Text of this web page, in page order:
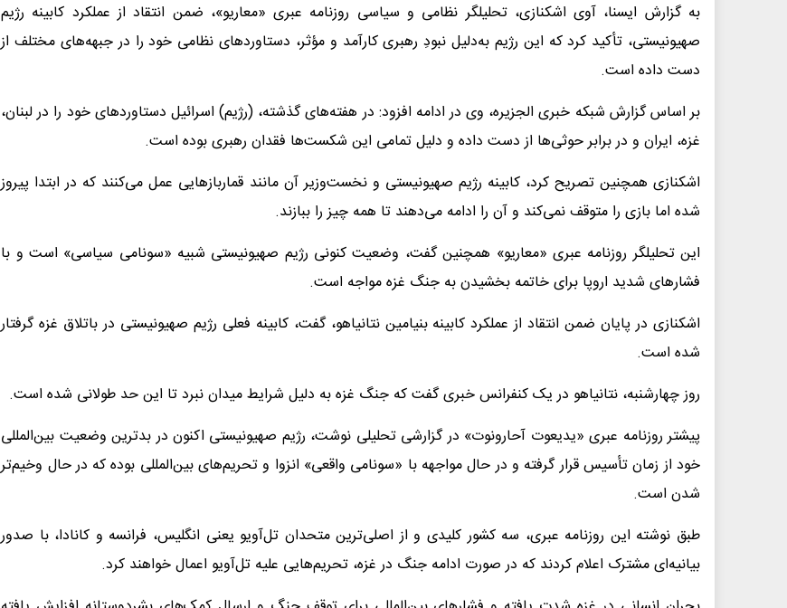
به گزارش ایسنا، آوی اشکنازی، تحلیلگر نظامی و سیاسی روزنامه عبری «معاریو»، ضمن انتقاد از عملکرد کابینه رژیم
صهیونیستی، تأکید کرد که این رژیم به‌دلیل نبودِ رهبری کارآمد و مؤثر، دستاوردهای نظامی خود را در جبهه‌های مختلف از
دست داده است.
بر اساس گزارش شبکه خبری الجزیره، وی در ادامه افزود: در هفته‌های گذشته، (رژیم) اسرائیل دستاوردهای خود را در لبنان،
غزه، ایران و در برابر حوثی‌ها از دست داده و دلیل تمامی این شکست‌ها فقدان رهبری بوده است.
اشکنازی همچنین تصریح کرد، کابینه رژیم صهیونیستی و نخست‌وزیر آن مانند قماربازهایی عمل می‌کنند که در ابتدا پیروز
شده اما بازی را متوقف نمی‌کند و آن را ادامه می‌دهند تا همه چیز را ببازند.
این تحلیلگر روزنامه عبری «معاریو» همچنین گفت، وضعیت کنونی رژیم صهیونیستی شبیه «سونامی سیاسی» است و با
فشارهای شدید اروپا برای خاتمه بخشیدن به جنگ غزه مواجه است.
اشکنازی در پایان ضمن انتقاد از عملکرد کابینه بنیامین نتانیاهو، گفت، کابینه فعلی رژیم صهیونیستی در باتلاق غزه گرفتار
شده است.
روز چهارشنبه، نتانیاهو در یک کنفرانس خبری گفت که جنگ غزه به دلیل شرایط میدان نبرد تا این حد طولانی شده است.
پیشتر روزنامه عبری «یدیعوت آحارونوت» در گزارشی تحلیلی نوشت، رژیم صهیونیستی اکنون در بدترین وضعیت بین‌المللی
خود از زمان تأسیس قرار گرفته و در حال مواجهه با «سونامی واقعی» انزوا و تحریم‌های بین‌المللی بوده که در حال وخیم‌تر
شدن است.
طبق نوشته این روزنامه عبری، سه کشور کلیدی و از اصلی‌ترین متحدان تل‌آویو یعنی انگلیس، فرانسه و کانادا، با صدور
بیانیه‌ای مشترک اعلام کردند که در صورت ادامه جنگ در غزه، تحریم‌هایی علیه تل‌آویو اعمال خواهند کرد.